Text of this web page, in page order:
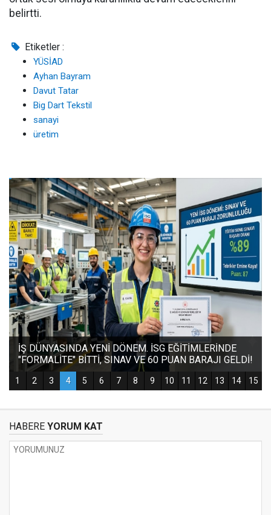
belirtti.
Etiketler :
YÜSİAD
Ayhan Bayram
Davut Tatar
Big Dart Tekstil
sanayi
üretim
HABERE YORUM KAT